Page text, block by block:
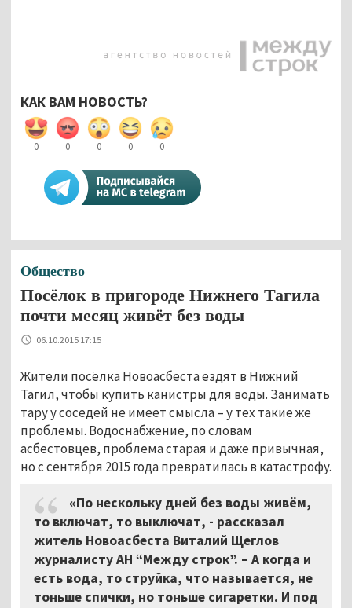
КАК ВАМ НОВОСТЬ?
0 0 0 0 0
Общество
Посёлок в пригороде Нижнего Тагила
почти месяц живёт без воды
06.10.2015 17:15
Жители посёлка Новоасбеста ездят в Нижний
Тагил, чтобы купить канистры для воды. Занимать
тару у соседей не имеет смысла – у тех такие же
проблемы. Водоснабжение, по словам
асбестовцев, проблема старая и даже привычная,
но с сентября 2015 года превратилась в катастрофу.
«По нескольку дней без воды живём,
то включат, то выключат, - рассказал
житель Новоасбеста Виталий Щеглов
журналисту АН “Между строк”. – А когда и
есть вода, то струйка, что называется, не
тоньше спички, но тоньше сигаретки. И под